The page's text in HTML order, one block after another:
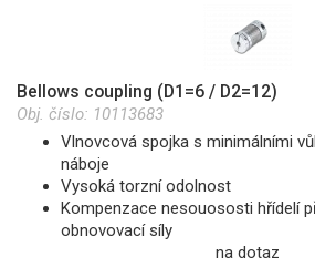
Bellows coupling (D1=6 / D2=12)
Obj. číslo: 10113683
Vlnovcová spojka s minimálními
náboje
Vysoká torzní odolnost
Kompenzace nesouososti hřídelí
obnovovací síly
na dotaz